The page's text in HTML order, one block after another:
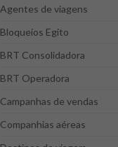
Agentes de viagens
Bloqueios Egito
BRT Consolidadora
BRT Operadora
Campanhas de vendas
Companhias aéreas